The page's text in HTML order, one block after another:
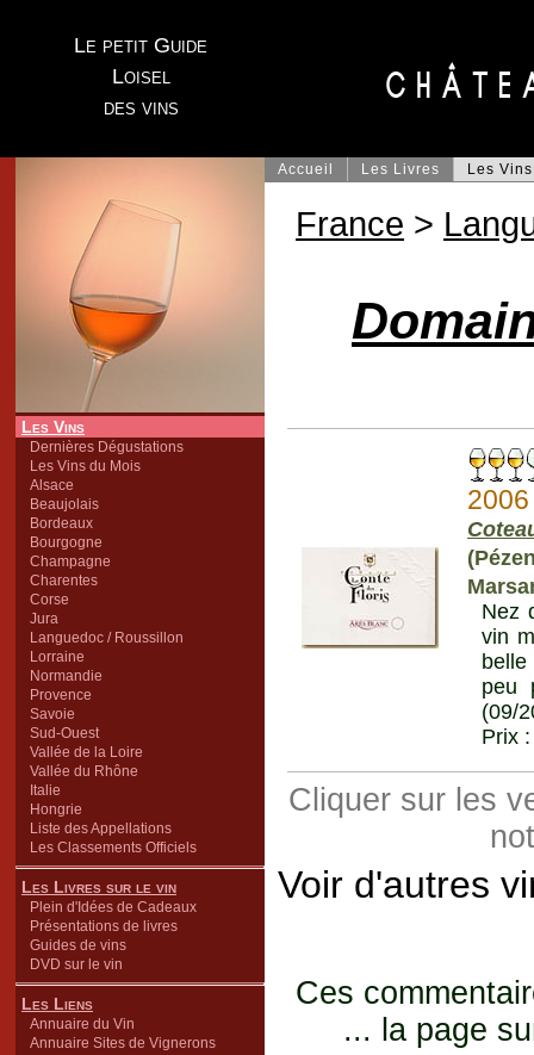
Le petit Guide
Loisel
des vins
Les Vins
Dernières Dégustations
Les Vins du Mois
Alsace
Beaujolais
Bordeaux
Bourgogne
Champagne
Charentes
Corse
Jura
Languedoc / Roussillon
Lorraine
Normandie
Provence
Savoie
Sud-Ouest
Vallée de la Loire
Vallée du Rhône
Italie
Hongrie
Liste des Appellations
Les Classements Officiels
Les Livres sur le vin
Plein d'Idées de Cadeaux
Présentations de livres
Guides de vins
DVD sur le vin
Les Liens
Annuaire du Vin
Annuaire Sites de Vignerons
Accueil Les Livres Les Vins
France >
2006
Nez
vin
peu
(09/
Prix
Cliquer sur les
Voir d'autres
Ces
... la page